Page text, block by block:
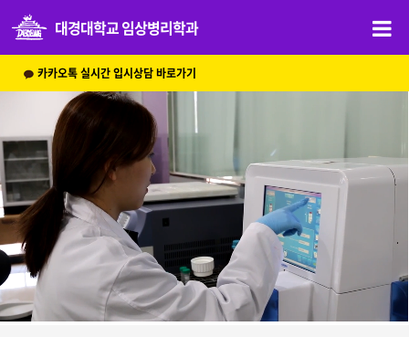
대경대학교 임상병리학과
카카오톡 실시간 입시상담 바로가기